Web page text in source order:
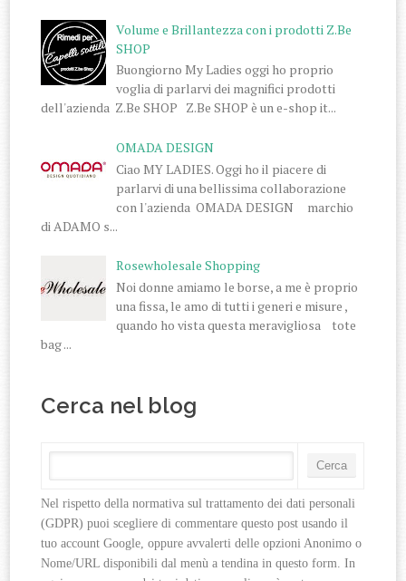
Volume e Brillantezza con i prodotti Z.Be
SHOP
Buongiorno My Ladies oggi ho proprio
voglia di parlarvi dei magnifici prodotti
dell'azienda Z.Be SHOP Z.Be SHOP è un e-shop it...
OMADA DESIGN
Ciao MY LADIES. Oggi ho il piacere di
parlarvi di una bellissima collaborazione
con l'azienda OMADA DESIGN marchio
di ADAMO s...
Rosewholesale Shopping
Noi donne amiamo le borse, a me è proprio
una fissa, le amo di tutti i generi e misure ,
quando ho vista questa meravigliosa tote
bag ...
Cerca nel blog
Nel rispetto della normativa sul trattamento dei dati personali
(GDPR) puoi scegliere di commentare questo post usando il
tuo account Google, oppure avvalerti delle opzioni Anonimo o
Nome/URL disponibili dal menù a tendina in questo form. In